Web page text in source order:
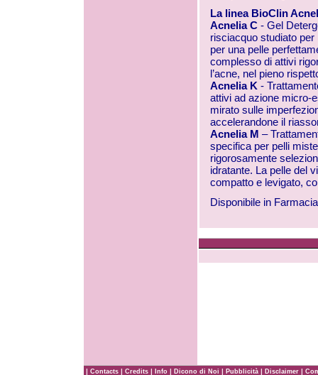
La linea BioClin
Acnelia C - Gel
risciacquo studiato per
per una pelle
complesso di attivi
l’acne, nel pieno
Acnelia K -
attivi ad azione micro-
mirato sulle
accelerandone il
Acnelia M –
specifica per pelli
rigorosamente
idratante. La pelle del
compatto e levigato,
Disponibile in
| Contacts | Credits | Info | Dicono di Noi | Pubblicità | Disclaimer |